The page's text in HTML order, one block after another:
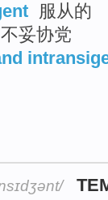
服从的
不妥协党